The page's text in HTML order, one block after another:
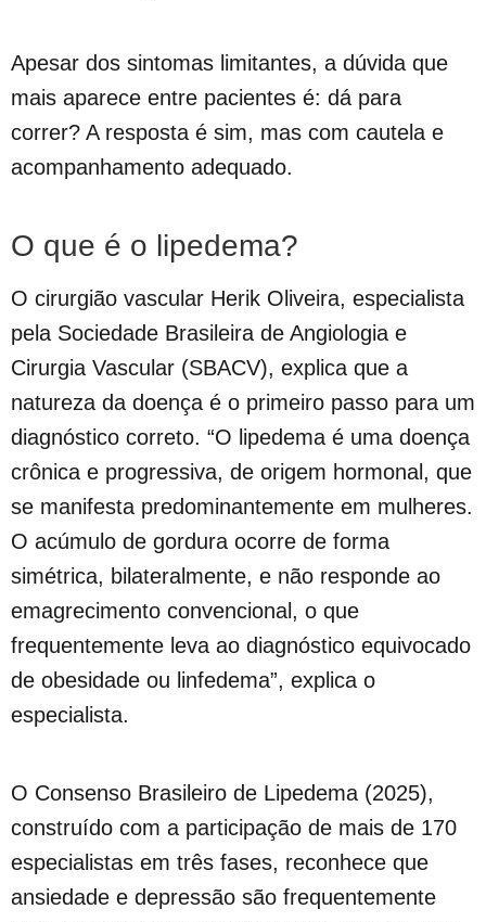
Apesar dos sintomas limitantes, a dúvida que
mais aparece entre pacientes é: dá para
correr? A resposta é sim, mas com cautela e
acompanhamento adequado.
O que é o lipedema?
O cirurgião vascular Herik Oliveira, especialista
pela Sociedade Brasileira de Angiologia e
Cirurgia Vascular (SBACV), explica que a
natureza da doença é o primeiro passo para um
diagnóstico correto. “O lipedema é uma doença
crônica e progressiva, de origem hormonal, que
se manifesta predominantemente em mulheres.
O acúmulo de gordura ocorre de forma
simétrica, bilateralmente, e não responde ao
emagrecimento convencional, o que
frequentemente leva ao diagnóstico equivocado
de obesidade ou linfedema”, explica o
especialista.
O Consenso Brasileiro de Lipedema (2025),
construído com a participação de mais de 170
especialistas em três fases, reconhece que
ansiedade e depressão são frequentemente